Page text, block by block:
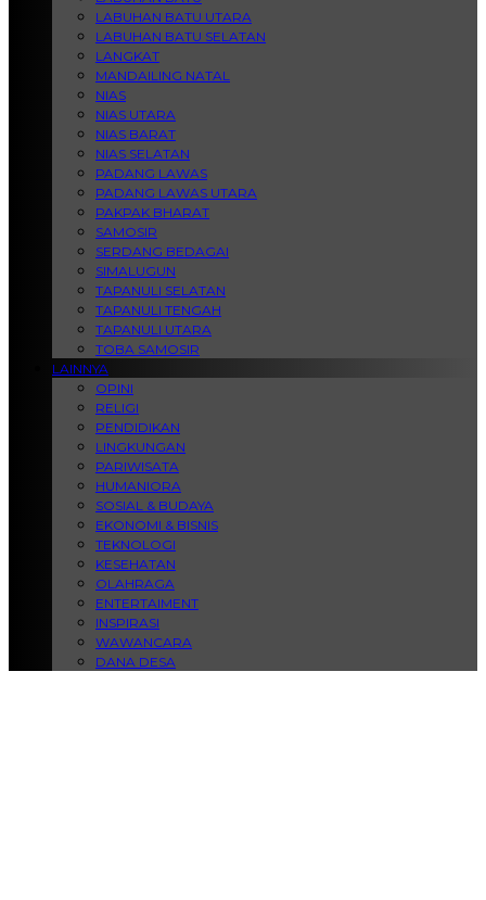
LABUHAN BATU UTARA
LABUHAN BATU SELATAN
LANGKAT
MANDAILING NATAL
NIAS
NIAS UTARA
NIAS BARAT
NIAS SELATAN
PADANG LAWAS
PADANG LAWAS UTARA
PAKPAK BHARAT
SAMOSIR
SERDANG BEDAGAI
SIMALUGUN
TAPANULI SELATAN
TAPANULI TENGAH
TAPANULI UTARA
TOBA SAMOSIR
LAINNYA
OPINI
RELIGI
PENDIDIKAN
LINGKUNGAN
PARIWISATA
HUMANIORA
SOSIAL & BUDAYA
EKONOMI & BISNIS
TEKNOLOGI
KESEHATAN
OLAHRAGA
ENTERTAIMENT
INSPIRASI
WAWANCARA
DANA DESA